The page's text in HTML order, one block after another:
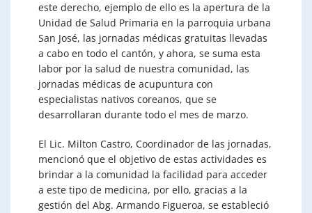
este derecho, ejemplo de ello es la apertura de la
Unidad de Salud Primaria en la parroquia urbana
San José, las jornadas médicas gratuitas llevadas
a cabo en todo el cantón, y ahora, se suma esta
labor por la salud de nuestra comunidad, las
jornadas médicas de acupuntura con
especialistas nativos coreanos, que se
desarrollaran durante todo el mes de marzo.
El Lic. Milton Castro, Coordinador de las jornadas,
mencionó que el objetivo de estas actividades es
brindar a la comunidad la facilidad para acceder
a este tipo de medicina, por ello, gracias a la
gestión del Abg. Armando Figueroa, se estableció